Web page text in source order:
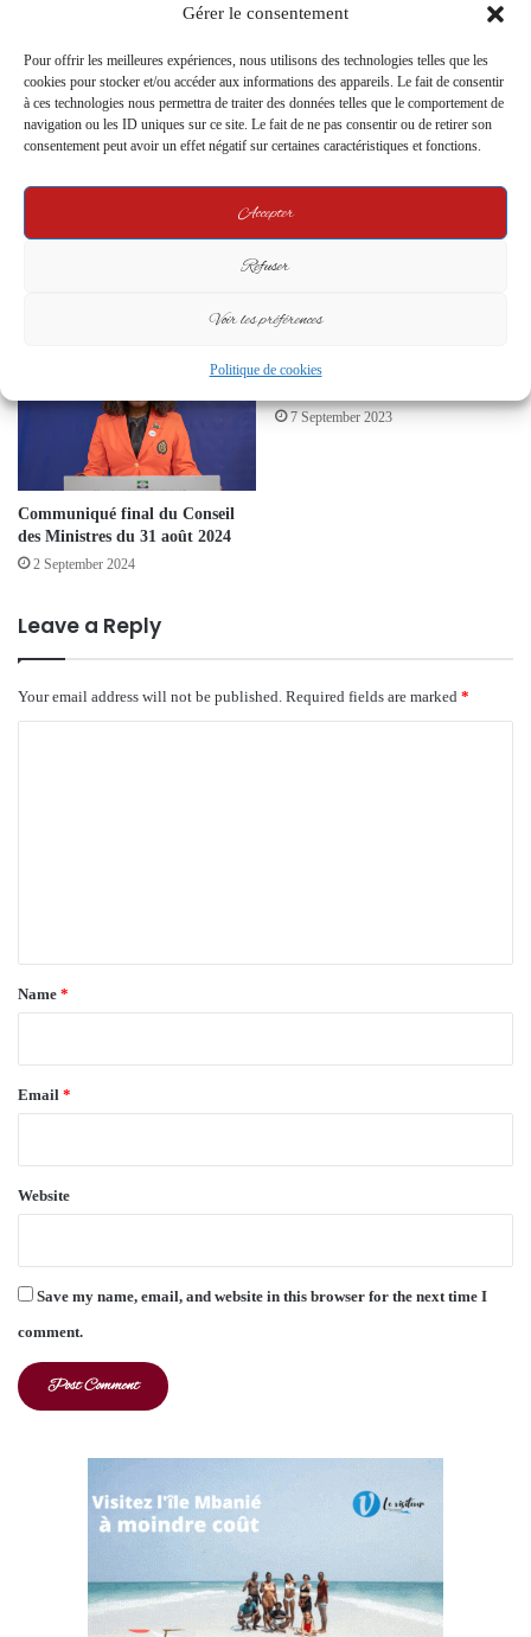
Gérer le consentement
Pour offrir les meilleures expériences, nous utilisons des technologies telles que les
cookies pour stocker et/ou accéder aux informations des appareils. Le fait de consentir
à ces technologies nous permettra de traiter des données telles que le comportement de
navigation ou les ID uniques sur ce site. Le fait de ne pas consentir ou de retirer son
consentement peut avoir un effet négatif sur certaines caractéristiques et fonctions.
Accepter
Refuser
Voir les préférences
Politique de cookies
Related Articles
pour une Diplomatie Gabonaise
7 August 2024
Communiqué final du Conseil
des Ministres du 31 août 2024
2 September 2024
Ali Bongo pourrait être exilé au
7 September 2023
Leave a Reply
Your email address will not be published. Required fields are marked *
*
Name *
Email *
Website
Save my name, email, and website in this browser for the next time I
comment.